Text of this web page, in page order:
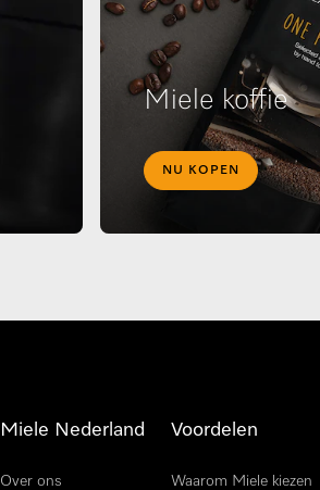
Miele koffie
NU KOPEN
Miele Nederland
Over ons
Voordelen
Waarom Miele kiezen